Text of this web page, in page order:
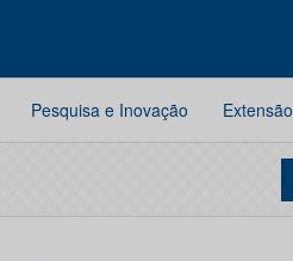
Pesquisa e Inovação Extensão